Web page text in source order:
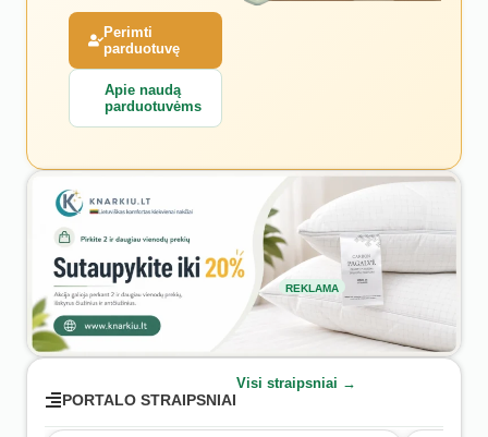
Perimti
parduotuvę
Apie naudą
parduotuvėms
REKLAMA
PORTALO STRAIPSNIAI
Visi straipsniai →